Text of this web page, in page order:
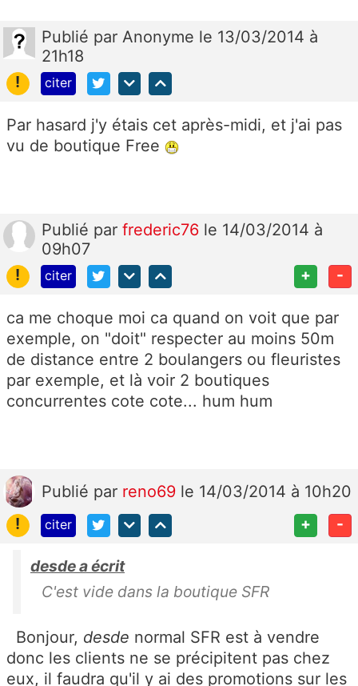
Publié par Anonyme le 13/03/2014 à
21h18
!
citer
Par hasard j'y étais cet après-midi, et j'ai pas
vu de boutique Free
Publié par frederic76 le 14/03/2014 à
09h07
!
citer + -
ca me choque moi ca quand on voit que par
exemple, on "doit" respecter au moins 50m
de distance entre 2 boulangers ou fleuristes
par exemple, et là voir 2 boutiques
concurrentes cote cote... hum hum
Publié par reno69 le 14/03/2014 à 10h20
!
citer + -
desde a écrit
C'est vide dans la boutique SFR
Bonjour, desde normal SFR est à vendre
donc les clients ne se précipitent pas chez
eux, il faudra qu'il y ai des promotions sur les